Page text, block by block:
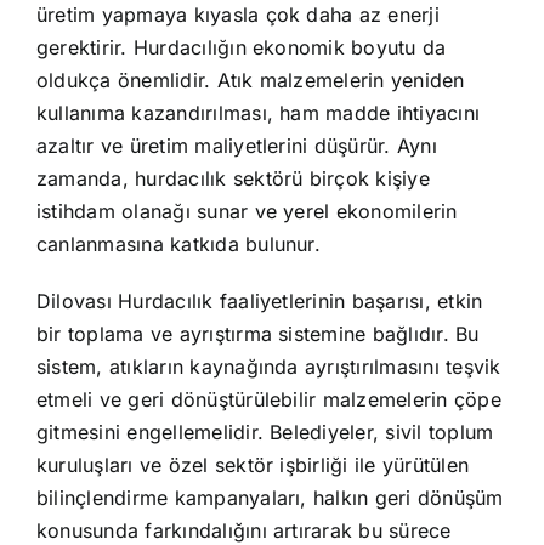
üretim yapmaya kıyasla çok daha az enerji
gerektirir. Hurdacılığın ekonomik boyutu da
oldukça önemlidir. Atık malzemelerin yeniden
kullanıma kazandırılması, ham madde ihtiyacını
azaltır ve üretim maliyetlerini düşürür. Aynı
zamanda, hurdacılık sektörü birçok kişiye
istihdam olanağı sunar ve yerel ekonomilerin
canlanmasına katkıda bulunur.
Dilovası Hurdacılık faaliyetlerinin başarısı, etkin
bir toplama ve ayrıştırma sistemine bağlıdır. Bu
sistem, atıkların kaynağında ayrıştırılmasını teşvik
etmeli ve geri dönüştürülebilir malzemelerin çöpe
gitmesini engellemelidir. Belediyeler, sivil toplum
kuruluşları ve özel sektör işbirliği ile yürütülen
bilinçlendirme kampanyaları, halkın geri dönüşüm
konusunda farkındalığını artırarak bu sürece